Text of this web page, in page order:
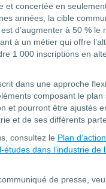
et concertée en
années, la cible
d’augmenter à 50 % le
à un métier qui offre
1 000 inscriptions en
dans une approche
composant le plan
et pourront être ajustés
et de ses différents
consultez le Plan
études dans l’industrie de
de presse,